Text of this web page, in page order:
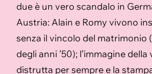
due è un vero scandalo in
Austria: Alain e Romy vivono
senza il vincolo del matrimonio
degli anni ’50); l’immagine
distrutta per sempre e la